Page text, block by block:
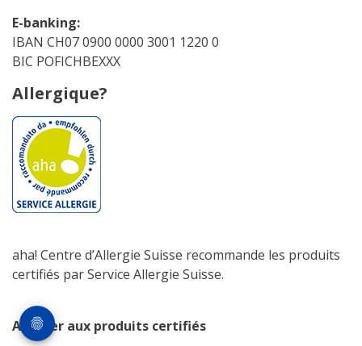
E-banking:
IBAN CH07 0900 0000 3001 1220 0
BIC POFICHBEXXX
Allergique?
aha! Centre d’Allergie Suisse recommande les produits
certifiés par Service Allergie Suisse.
Accéder aux produits certifiés